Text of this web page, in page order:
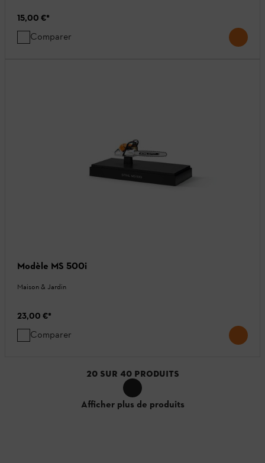
15,00 €*
Comparer
Modèle MS 500i
Maison & Jardin
23,00 €*
Comparer
20 SUR 40 PRODUITS
Afficher plus de produits